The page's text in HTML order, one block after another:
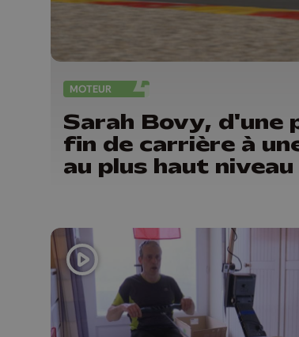
MOTEUR
Sarah Bovy, d'une
fin de carrière à
au plus haut niveau